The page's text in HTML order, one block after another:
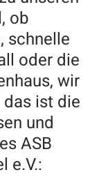
ob
schnelle
oder die
wir
ist die
und
ASB
e.V.: